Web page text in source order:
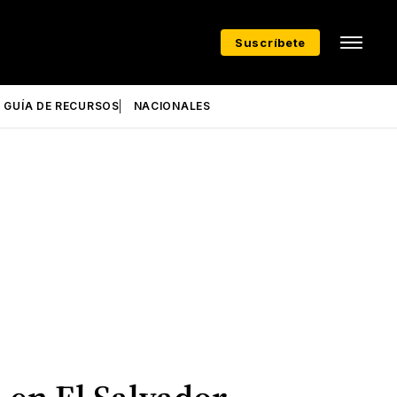
Suscríbete
GUÍA DE RECURSOS NACIONALES